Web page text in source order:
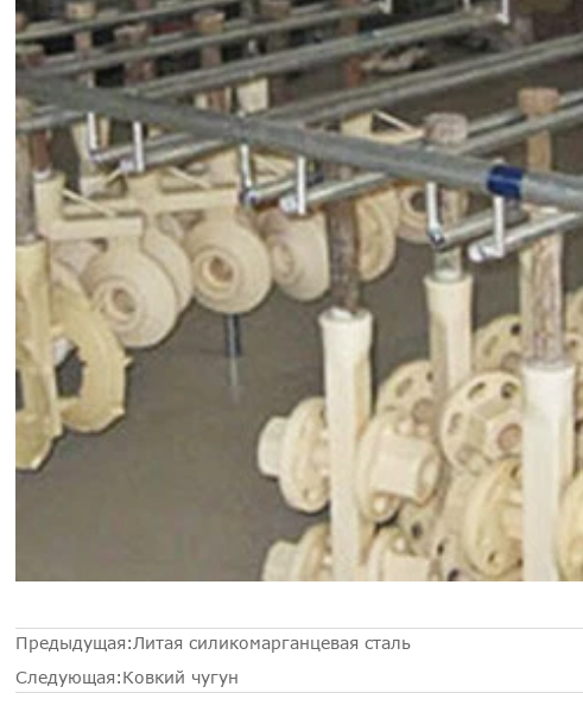
Предыдущая:Литая силикомарганцевая сталь
Следующая:Ковкий чугун